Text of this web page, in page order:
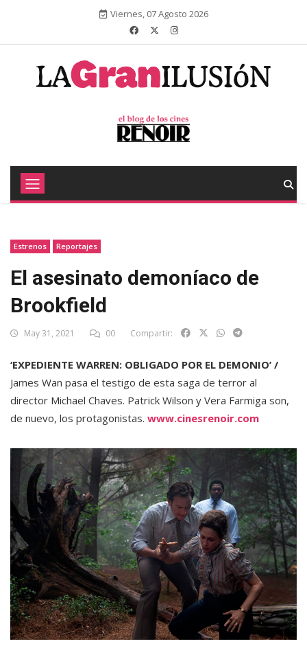
Viernes, 07 Agosto 2026
Estrenos Reportajes
El asesinato demoníaco de
Brookfield
May 31, 2021 00 Compartir:
‘EXPEDIENTE WARREN: OBLIGADO POR EL DEMONIO’ /
James Wan pasa el testigo de esta saga de terror al
director Michael Chaves. Patrick Wilson y Vera Farmiga son,
de nuevo, los protagonistas. www.cinesrenoir.com